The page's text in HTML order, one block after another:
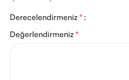
Derecelendirmeniz *
Değerlendirmeniz *